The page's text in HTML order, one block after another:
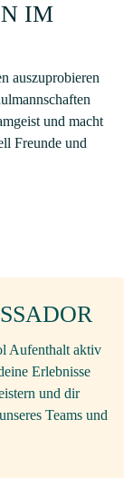
IM
auszuprobieren
und macht
Freunde und
Aufenthalt aktiv
Erlebnisse
und dir
Teams und